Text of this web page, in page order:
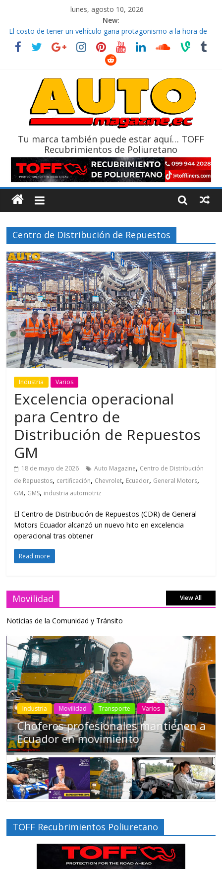
lunes, agosto 10, 2026
New:
La FEDAK recibe 12 Sinotruk Bolden para cubrir las rutas de La
Vuelta
El costo de tener un vehículo gana protagonismo a la hora de
¿Qué puede pasar con tu vehículo si permanece varios días sin
La Vuelta al Ecuador 2026, edición 47ª, recorre 7 provincias en 8
Tu marca también puede estar aquí… TOFF
Recubrimientos de Poliuretano
Centro de Distribución de Repuestos
Industria Varios
Excelencia operacional
para Centro de
Distribución de Repuestos
GM
18 de mayo de 2026 Auto Magazine, Centro de Distribución
de Repuestos, certificación, Chevrolet, Ecuador, General Motors,
GM, GMS, industria automotriz
El Centro de Distribución de Repuestos (CDR) de General
Motors Ecuador alcanzó un nuevo hito en excelencia
operacional tras obtener
Read more
Movilidad View All
Noticias de la Comunidad y Tránsito
Industria Movilidad Transporte Varios
Choferes profesionales mantienen a
Ecuador en movimiento
TOFF Recubrimientos Poliuretano